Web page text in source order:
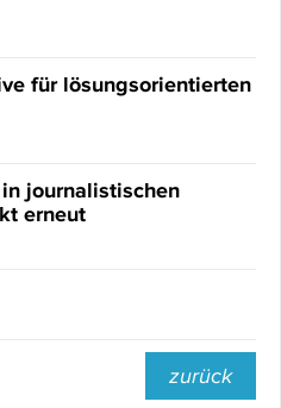
für lösungsorientierten
journalistischen
erneut
zurück